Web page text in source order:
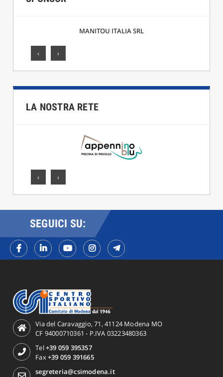
MANITOU ITALIA SRL
‹ ›
LA NOSTRA RETE
‹ ›
SEGUICI SU:
Via del Caravaggio, 71, 41124 Modena MO
CF 94000710361 - P.IVA 03223480363
Tel+39 059 395357
Fax+39 059 391665
segreteria@csimodena.it